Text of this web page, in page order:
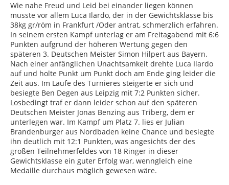
Wie nahe Freud und Leid bei einander liegen können
musste vor allem Luca Ilardo, der in der Gewichtsklasse bis
38kg gr/röm in Frankfurt /Oder antrat, schmerzlich erfahren.
In seinem ersten Kampf unterlag er am Freitagabend mit 6:6
Punkten aufgrund der höheren Wertung gegen den
späteren 3. Deutschen Meister Simon Hilpert aus Bayern.
Nach einer anfänglichen Unachtsamkeit drehte Luca Ilardo
auf und holte Punkt um Punkt doch am Ende ging leider die
Zeit aus. Im Laufe des Turnieres steigerte er sich und
besiegte Ben Degen aus Leipzig mit 7:2 Punkten sicher.
Losbedingt traf er dann leider schon auf den späteren
Deutschen Meister Jonas Benzing aus Triberg, dem er
unterlegen war. Im Kampf um Platz 7. lies er Julian
Brandenburger aus Nordbaden keine Chance und besiegte
ihn deutlich mit 12:1 Punkten, was angesichts der des
großen Teilnehmerfeldes von 18 Ringer in dieser
Gewichtsklasse ein guter Erfolg war, wenngleich eine
Medaille durchaus möglich gewesen wäre.